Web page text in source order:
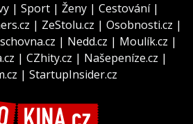
| Sport | Ženy | Cestování|
| ZeStolu.cz | Osobnosti.cz |
| Nedd.cz | Moulík.cz |
| CZhity.cz | Našepeníze.cz |
| StartupInsider.cz